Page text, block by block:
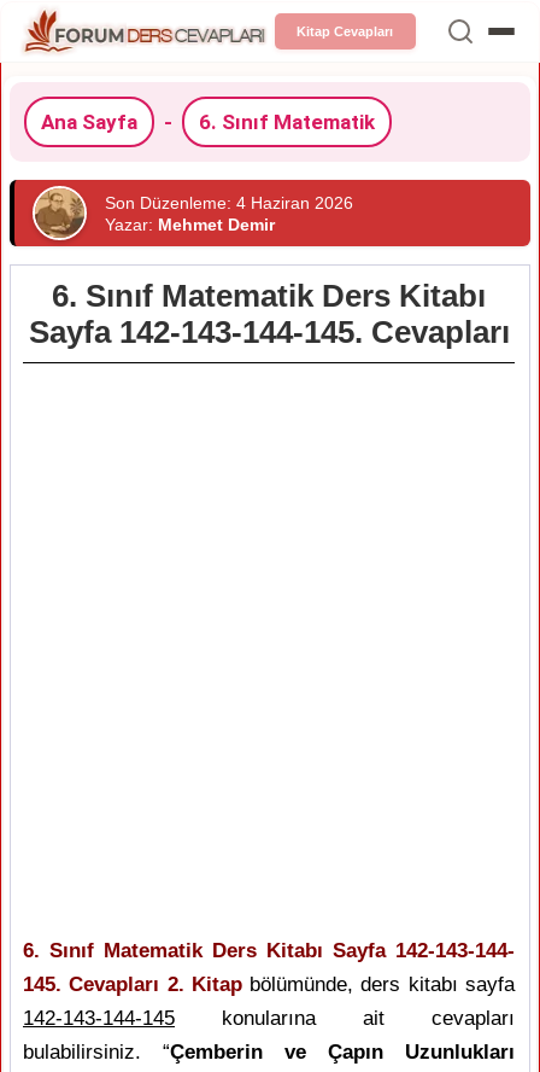
Kitap Cevapları
Ana Sayfa - 6. Sınıf Matematik
Son Düzenleme: 4 Haziran 2026
Yazar: Mehmet Demir
6. Sınıf Matematik Ders Kitabı
Sayfa 142-143-144-145. Cevapları
6. Sınıf Matematik Ders Kitabı Sayfa 142-143-144-
145. Cevapları 2. Kitapbölümünde, ders kitabı sayfa
142-143-144-145 konularına ait cevapları
bulabilirsiniz. “Çemberin ve Çapın Uzunlukları